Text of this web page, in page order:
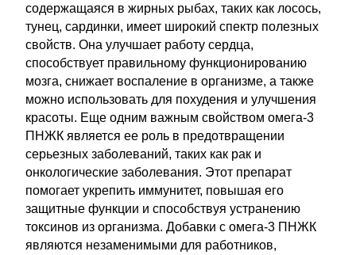
содержащаяся в жирных рыбах, таких как лосось,
тунец, сардинки, имеет широкий спектр полезных
свойств. Она улучшает работу сердца,
способствует правильному функционированию
мозга, снижает воспаление в организме, а также
можно использовать для похудения и улучшения
красоты. Еще одним важным свойством омега-3
ПНЖК является ее роль в предотвращении
серьезных заболеваний, таких как рак и
онкологические заболевания. Этот препарат
помогает укрепить иммунитет, повышая его
защитные функции и способствуя устранению
токсинов из организма. Добавки с омега-3 ПНЖК
являются незаменимыми для работников,